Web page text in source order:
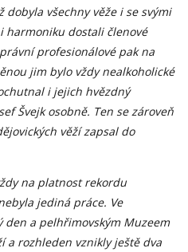
dobyla všechny věže i se svými
harmoniku dostali členové
profesionálové pak na
jim bylo vždy nealkoholické
i jejich hvězdný
Švejk osobně. Ten se zároveň
věží zapsal do
na platnost rekordu
jediná práce. Ve
a pelhřimovským Muzeem
a rozhleden vznikly ještě dva